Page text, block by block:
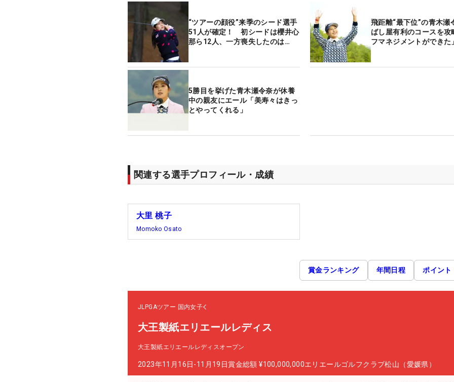
“ツアーの顔役”来季のシード選手
51人が確定！ 初シードは櫻井心
那ら12人、一方喪失したのは…
飛距離“最下位”の青木瀬
ばし屋有利のコースを攻
フマネジメントができた
5勝目を挙げた青木瀬令奈が休養
中の親友にエール「美寿々はきっ
とやってくれる」
関連する選手プロフィール・成績
大里 桃子
Momoko Osato
賞金ランキング 年間日程 ポイント
JLPGAツアー 国内女子
大王製紙エリエールレディス
大王製紙エリエールレディスオープン
2023年11月16日-11月19日賞金総額 ¥100,000,000エリエールゴルフクラブ松山（愛媛県）